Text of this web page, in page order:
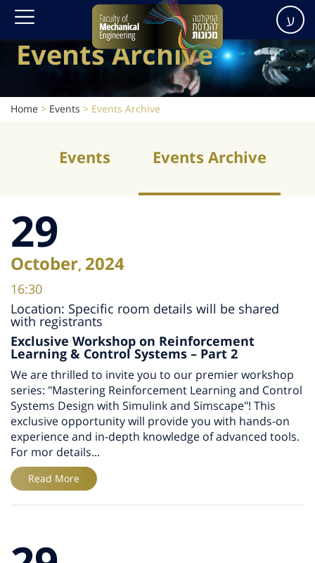
ע
Events Archive
Home > Events > Events Archive
Events Events Archive
29
October, 2024
16:30
Location: Specific room details will be shared
with registrants
Exclusive Workshop on Reinforcement
Learning & Control Systems – Part 2
We are thrilled to invite you to our premier workshop
series: "Mastering Reinforcement Learning and Control
Systems Design with Simulink and Simscape"! This
exclusive opportunity will provide you with hands-on
experience and in-depth knowledge of advanced tools.
For mor details...
Read More